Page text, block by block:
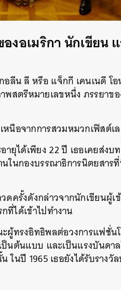
อเมริกา นักเขียน
ลีน ลี หรือ แจ็กกี เคนเนดี โ
พสตรีหมายเลขหนึ่ง ภรรยา
นือจากการสวมหมวกเฟิสต์เ
ยุได้เพียง 22 ปี เธอเคยส่งบ
ในกองบรรณาธิการนิตยสาร
ครั้งดังกล่าวจากนักเขียนผู้เ
ได้เข้าไปทำงาน
ผู้ทรงอิทธิพลต่อวงการแฟชั่น
ป็นต้นแบบ และเป็นแรงบันดา
นปี 1965 เธอยังได้รับราง